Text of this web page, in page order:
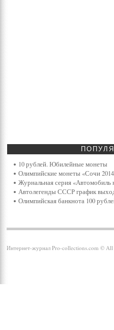
10 рублей. Юбилейные монеты
Олимпийские монеты «Сочи
Журнальная серия «Автомобиль
Автолегенды СССР график
Олимпийская банкнота 100
Интернет-журнал Pro-collections.com © All